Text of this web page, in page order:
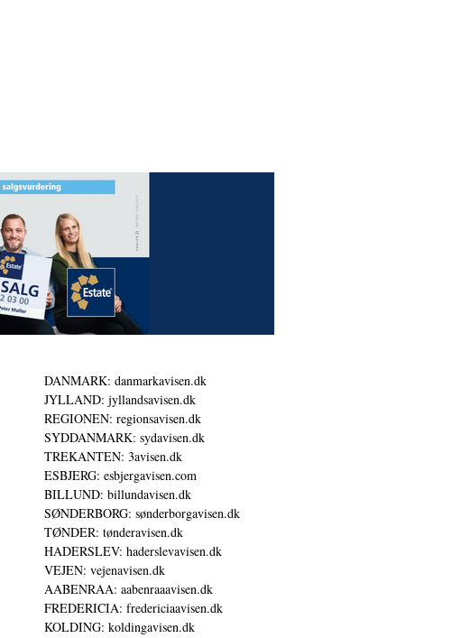
DANMARK: danmarkavisen.dk
JYLLAND: jyllandsavisen.dk
REGIONEN: regionsavisen.dk
SYDDANMARK: sydavisen.dk
TREKANTEN: 3avisen.dk
ESBJERG: esbjergavisen.com
BILLUND: billundavisen.dk
SØNDERBORG: sønderborgavisen.dk
TØNDER: tønderavisen.dk
HADERSLEV: haderslevavisen.dk
VEJEN: vejenavisen.dk
AABENRAA: aabenraaavisen.dk
FREDERICIA: fredericiaavisen.dk
KOLDING: koldingavisen.dk